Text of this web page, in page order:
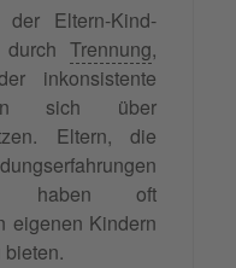
Eltern-Kind-
Trennung,
inkonsistente
sich über
Eltern, die
haben oft
eigenen Kindern